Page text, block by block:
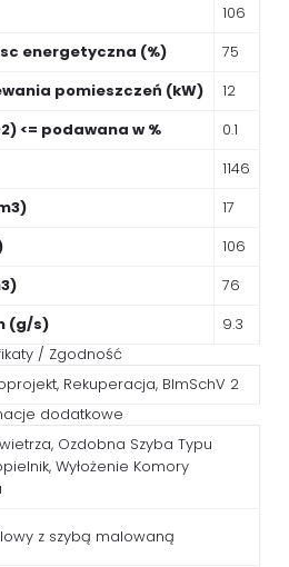
106
energetyczna (%)
75
pomieszczeń (kW)
12
<= podawana w %
0.1
1146
17
106
76
(g/s)
9.3
/ Zgodność
Rekuperacja, BImSchV 2
dodatkowe
Ozdobna Szyba Typu
Wyłożenie Komory
z szybą malowaną